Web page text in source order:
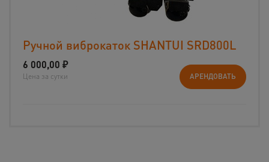
Ручной виброкаток SHANTUI SRD800L
6 000,00 ₽
Цена за сутки АРЕНДОВАТЬ